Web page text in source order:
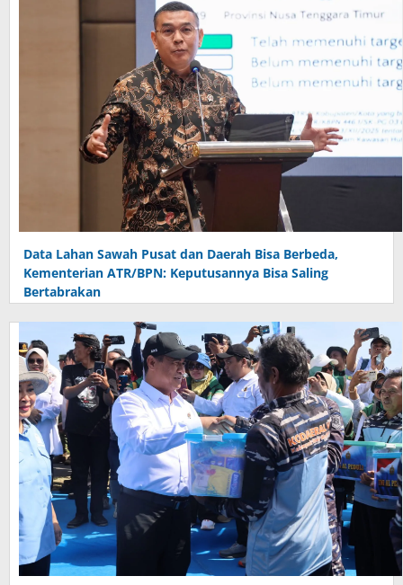
Data Lahan Sawah Pusat dan Daerah Bisa Berbeda,
Kementerian ATR/BPN: Keputusannya Bisa Saling
Bertabrakan